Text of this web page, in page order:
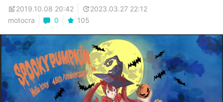
2019.10.08 20:42
2023.03.27 22:12
motocra
0 105